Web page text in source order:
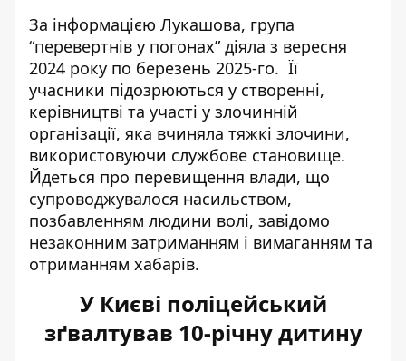
За інформацією Лукашова, група
“перевертнів у погонах” діяла з вересня
2024 року по березень 2025-го. Її
учасники підозрюються у створенні,
керівництві та участі у злочинній
організації, яка вчиняла тяжкі злочини,
використовуючи службове становище.
Йдеться про перевищення влади, що
супроводжувалося насильством,
позбавленням людини волі, завідомо
незаконним затриманням і вимаганням та
отриманням хабарів.
У Києві поліцейський
зґвалтував 10-річну дитину